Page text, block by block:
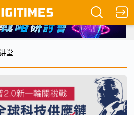
堂